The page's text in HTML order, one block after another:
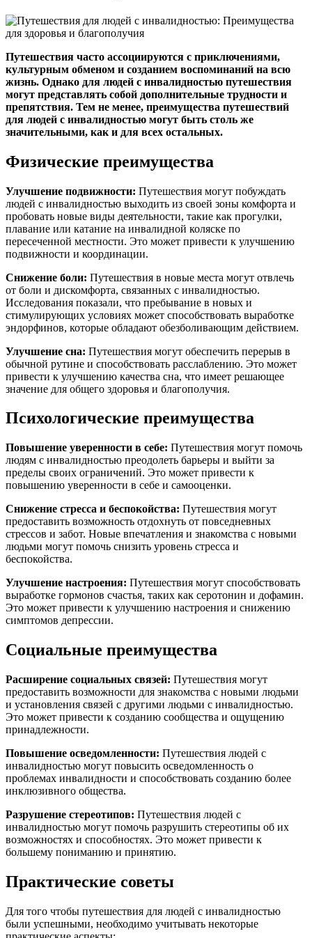
Путешествия часто ассоциируются с приключениями,
культурным обменом и созданием воспоминаний на всю
жизнь. Однако для людей с инвалидностью путешествия
могут представлять собой дополнительные трудности и
препятствия. Тем не менее, преимущества путешествий
для людей с инвалидностью могут быть столь же
значительными, как и для всех остальных.
Физические преимущества
Улучшение подвижности: Путешествия могут побуждать
людей с инвалидностью выходить из своей зоны комфорта и
пробовать новые виды деятельности, такие как прогулки,
плавание или катание на инвалидной коляске по
пересеченной местности. Это может привести к улучшению
подвижности и координации.
Снижение боли: Путешествия в новые места могут отвлечь
от боли и дискомфорта, связанных с инвалидностью.
Исследования показали, что пребывание в новых и
стимулирующих условиях может способствовать выработке
эндорфинов, которые обладают обезболивающим действием.
Улучшение сна: Путешествия могут обеспечить перерыв в
обычной рутине и способствовать расслаблению. Это может
привести к улучшению качества сна, что имеет решающее
значение для общего здоровья и благополучия.
Психологические преимущества
Повышение уверенности в себе: Путешествия могут помочь
людям с инвалидностью преодолеть барьеры и выйти за
пределы своих ограничений. Это может привести к
повышению уверенности в себе и самооценки.
Снижение стресса и беспокойства: Путешествия могут
предоставить возможность отдохнуть от повседневных
стрессов и забот. Новые впечатления и знакомства с новыми
людьми могут помочь снизить уровень стресса и
беспокойства.
Улучшение настроения: Путешествия могут способствовать
выработке гормонов счастья, таких как серотонин и дофамин.
Это может привести к улучшению настроения и снижению
симптомов депрессии.
Социальные преимущества
Расширение социальных связей: Путешествия могут
предоставить возможности для знакомства с новыми людьми
и установления связей с другими людьми с инвалидностью.
Это может привести к созданию сообщества и ощущению
принадлежности.
Повышение осведомленности: Путешествия людей с
инвалидностью могут повысить осведомленность о
проблемах инвалидности и способствовать созданию более
инклюзивного общества.
Разрушение стереотипов: Путешествия людей с
инвалидностью могут помочь разрушить стереотипы об их
возможностях и способностях. Это может привести к
большему пониманию и принятию.
Практические советы
Для того чтобы путешествия для людей с инвалидностью
были успешными, необходимо учитывать некоторые